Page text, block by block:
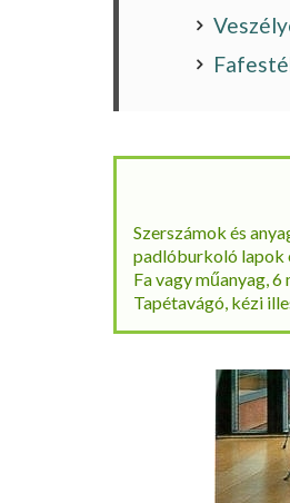
Szerszámok és
padlóburkoló lapok
Fa vagy műanyag,
Tapétavágó, kézi